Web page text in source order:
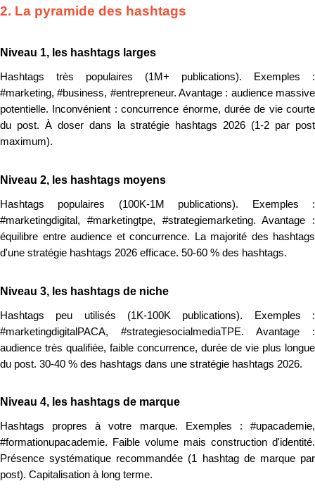
2. La pyramide des hashtags
Niveau 1, les hashtags larges
Hashtags très populaires (1M+ publications). Exemples :
#marketing, #business, #entrepreneur. Avantage : audience massive
potentielle. Inconvénient : concurrence énorme, durée de vie courte
du post. À doser dans la stratégie hashtags 2026 (1-2 par post
maximum).
Niveau 2, les hashtags moyens
Hashtags populaires (100K-1M publications). Exemples :
#marketingdigital, #marketingtpe, #strategiemarketing. Avantage :
équilibre entre audience et concurrence. La majorité des hashtags
d'une stratégie hashtags 2026 efficace. 50-60 % des hashtags.
Niveau 3, les hashtags de niche
Hashtags peu utilisés (1K-100K publications). Exemples :
#marketingdigitalPACA, #strategiesocialmediaTPE. Avantage :
audience très qualifiée, faible concurrence, durée de vie plus longue
du post. 30-40 % des hashtags dans une stratégie hashtags 2026.
Niveau 4, les hashtags de marque
Hashtags propres à votre marque. Exemples : #upacademie,
#formationupacademie. Faible volume mais construction d'identité.
Présence systématique recommandée (1 hashtag de marque par
post). Capitalisation à long terme.